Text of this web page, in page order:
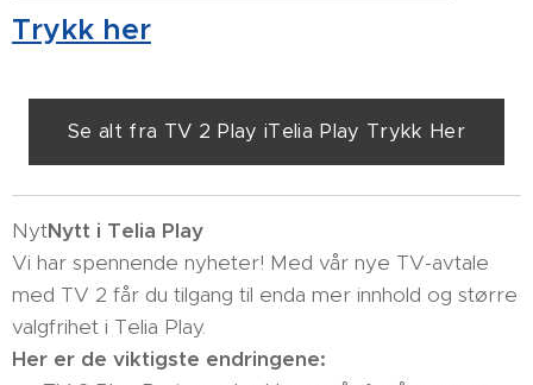
Trykk her
Se alt fra TV 2 Play iTelia Play Trykk Her
NytNytt i Telia Play
Vi har spennende nyheter! Med vår nye TV-avtale
med TV 2 får du tilgang til enda mer innhold og større
valgfrihet i Telia Play.
Her er de viktigste endringene: